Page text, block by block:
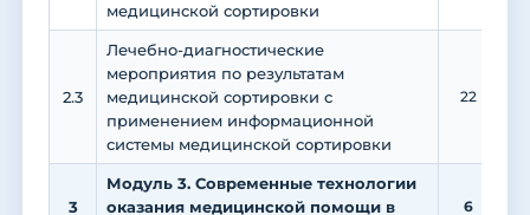
медицинской сортировки
2.3
Лечебно-диагностические
мероприятия по результатам
медицинской сортировки с
применением информационной
системы медицинской сортировки
22
3
Модуль 3. Современные технологии
оказания медицинской помощи в
6